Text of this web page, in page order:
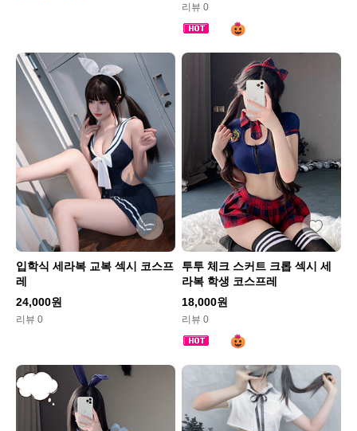
리뷰 0
입학식 세라복 교복 섹시 코스프
레
24,000원
리뷰 0
투투 체크 스커트 크롭 섹시 세
라복 학생 코스프레
18,000원
리뷰 0